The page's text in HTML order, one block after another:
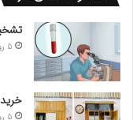
5 روز پیش
5 روز پیش